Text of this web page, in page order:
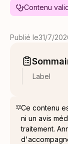
Contenu
Publié le31/7/
Label
Ce contenu
ni un avis
traitement.